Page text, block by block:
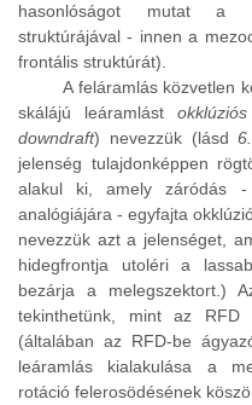
hasonlóságot mutat a
struktúrájával - innen a
frontális struktúrát).
A feláramlás közvetlen
skálájú leáramlást
downdraft) nevezzük (lásd
jelenség tulajdonképpen
alakul ki, amely záródás -
analógiájára - egyfajta
nevezzük azt a jelenséget,
hidegfrontja utoléri a
bezárja a melegszektort.)
tekinthetünk, mint az RFD
(általában az RFD-be
leáramlás kialakulása a
rotáció felerosödésének